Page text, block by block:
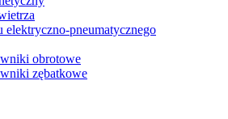
elektryczno-pneumatycznego
obrotowe
zębatkowe